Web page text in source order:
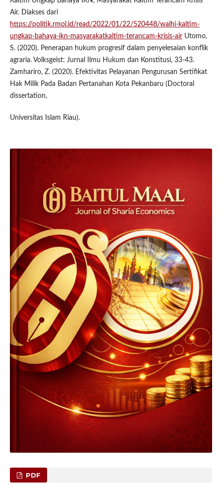
Air. Diakses dari
https://politik.rmol.id/read/2022/01/22/520448/walhi-kaltim-
ungkap-bahaya-ikn-masyarakatkaltim-terancam-krisis-airUtomo,
S. (2020). Penerapan hukum progresif dalam penyelesaian konflik
agraria. Volksgeist: Jurnal Ilmu Hukum dan Konstitusi, 33-43.
Zamhariro, Z. (2020). Efektivitas Pelayanan Pengurusan Sertifikat
Hak Milik Pada Badan Pertanahan Kota Pekanbaru (Doctoral
dissertation,
Universitas Islam Riau).
PDF